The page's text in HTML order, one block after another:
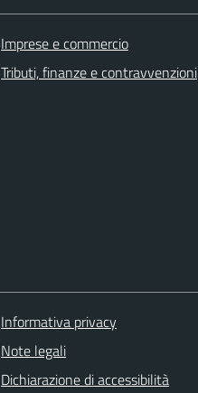
Imprese e commercio
Tributi, finanze e contravvenzioni
Informativa privacy
Note legali
Dichiarazione di accessibilità